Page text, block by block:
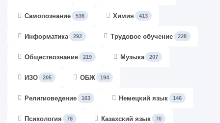
Самопознание 536 Химия 413
Информатика 292 Трудовое обучение 228
Обществознание 219 Музыка 207
ИЗО 205 ОБЖ 194
Религиоведение 163 Немецкий язык 146
Психология 78 Казахский язык 70